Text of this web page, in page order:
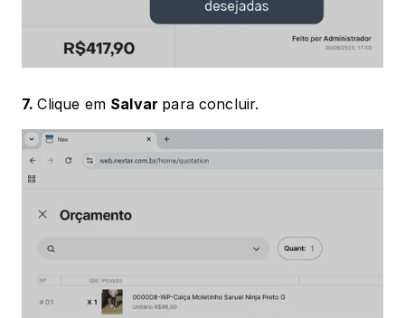
7. Clique em Salvar para concluir.